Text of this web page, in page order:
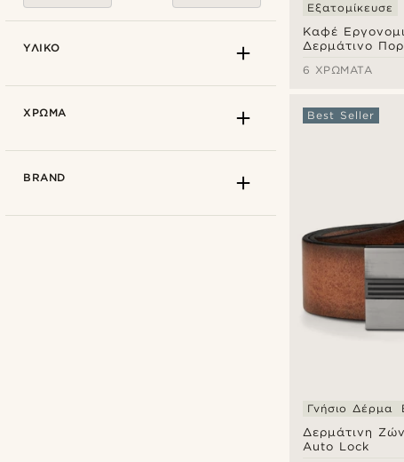
Καφέ
Δερμάτινο
Εξατομίκευσε
6 ΧΡΏΜΑΤΑ
Δερμάτινη
Auto Lock
Best Seller
Γνήσιο Δέρμα
ΥΛΙΚΌ
ΧΡΏΜΑ
BRAND